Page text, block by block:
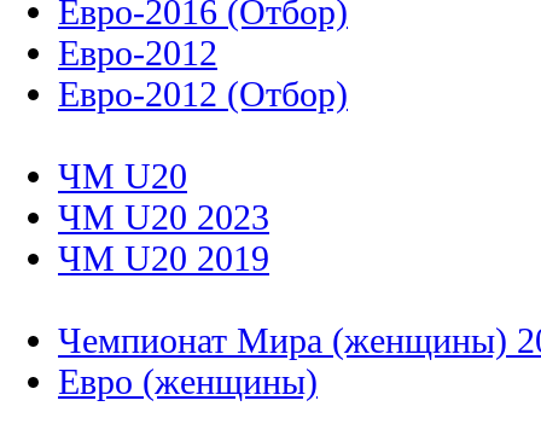
Евро-2016 (Отбор)
Евро-2012
Евро-2012 (Отбор)
ЧМ U20
ЧМ U20 2023
ЧМ U20 2019
Чемпионат Мира (женщины)
Евро (женщины)